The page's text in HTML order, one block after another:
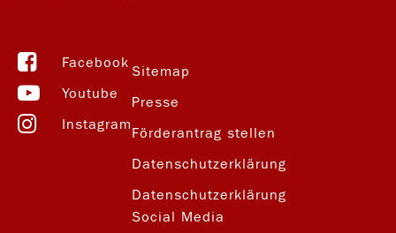
Facebook
Youtube
Instagram
Sitemap
Presse
Förderantrag stellen
Datenschutzerklärung
Datenschutzerklärung
Social Media